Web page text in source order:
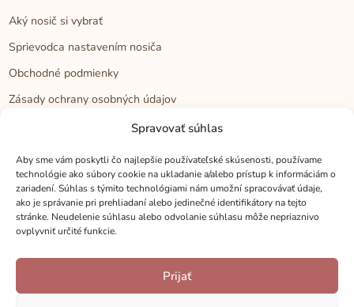
Spravovať súhlas
Aby sme vám poskytli čo najlepšie používateľské skúsenosti, používame
technológie ako súbory cookie na ukladanie a/alebo prístup k informáciám o
zariadení. Súhlas s týmito technológiami nám umožní spracovávať údaje,
ako je správanie pri prehliadaní alebo jedinečné identifikátory na tejto
stránke. Neudelenie súhlasu alebo odvolanie súhlasu môže nepriaznivo
ovplyvniť určité funkcie.
Prijať
Aký nosič si vybrať
Sprievodca nastavením nosiča
Obchodné podmienky
Zásady ochrany osobných údajov
Kontakt
Kontakt
Zákaznícka podpora